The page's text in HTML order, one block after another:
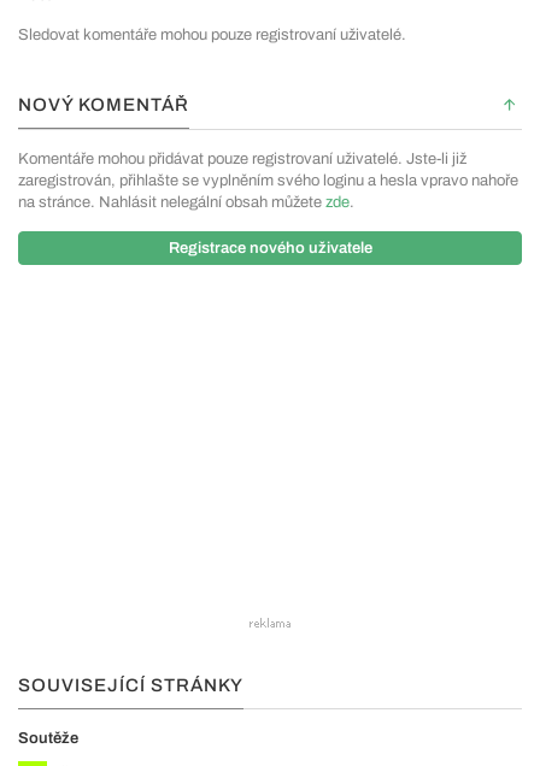
Sledovat komentáře mohou pouze registrovaní uživatelé.
NOVÝ KOMENTÁŘ
Komentáře mohou přidávat pouze registrovaní uživatelé. Jste-li již
zaregistrován, přihlašte se vyplněním svého loginu a hesla vpravo nahoře
na stránce. Nahlásit nelegální obsah můžete zde.
Registrace nového uživatele
SOUVISEJÍCÍ STRÁNKY
Soutěže